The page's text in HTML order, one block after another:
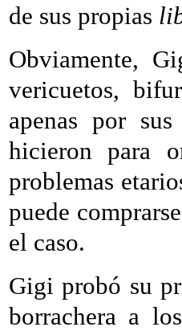
de sus propias
Obviamente,
vericuetos,
apenas por
hicieron para
problemas
puede
el caso.
Gigi probó su
borrachera a